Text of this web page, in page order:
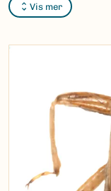
Vis mer
Bokmål:Ingen
Nynorsk:Ingen
Nordsamisk/
Vitenskapelig
Takson ID:
69298
Gå til Nortaxa